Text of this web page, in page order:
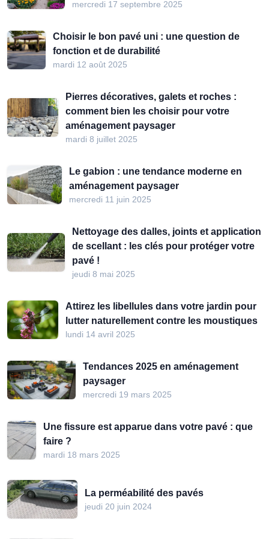
mercredi 17 septembre 2025
Choisir le bon pavé uni : une question de
fonction et de durabilité
mardi 12 août 2025
Pierres décoratives, galets et roches :
comment bien les choisir pour votre
aménagement paysager
mardi 8 juillet 2025
Le gabion : une tendance moderne en
aménagement paysager
mercredi 11 juin 2025
Nettoyage des dalles, joints et application
de scellant : les clés pour protéger votre
pavé !
jeudi 8 mai 2025
Attirez les libellules dans votre jardin pour
lutter naturellement contre les moustiques
lundi 14 avril 2025
Tendances 2025 en aménagement
paysager
mercredi 19 mars 2025
Une fissure est apparue dans votre pavé : que
faire ?
mardi 18 mars 2025
La perméabilité des pavés
jeudi 20 juin 2024